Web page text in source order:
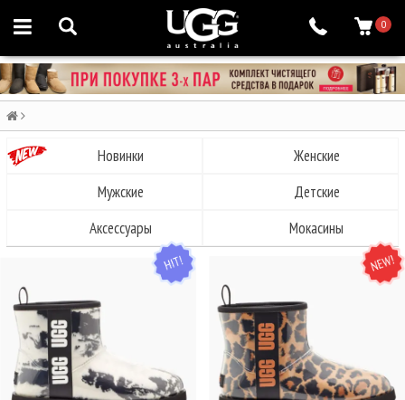
0
Новинки
Женские
Мужские
Детские
Аксессуары
Мокасины
HIT NEW